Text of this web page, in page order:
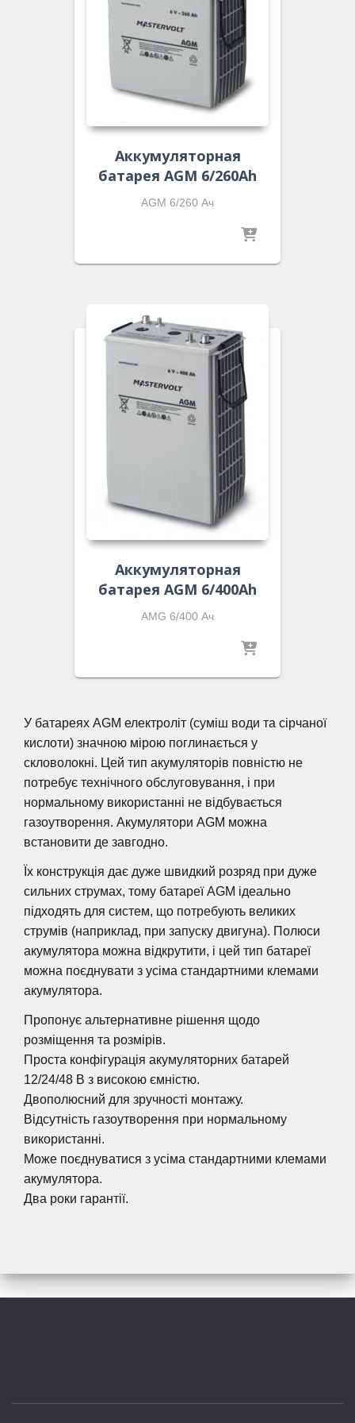
Аккумуляторная
батарея AGM 6/260Ah
AGM 6/260 Ач
Аккумуляторная
батарея AGM 6/400Ah
AMG 6/400 Ач
У батареях AGM електроліт (суміш води та сірчаної
кислоти) значною мірою поглинається у
скловолокні. Цей тип акумуляторів повністю не
потребує технічного обслуговування, і при
нормальному використанні не відбувається
газоутворення. Акумулятори AGM можна
встановити де завгодно.
Їх конструкція дає дуже швидкий розряд при дуже
сильних струмах, тому батареї AGM ідеально
підходять для систем, що потребують великих
струмів (наприклад, при запуску двигуна). Полюси
акумулятора можна відкрутити, і цей тип батареї
можна поєднувати з усіма стандартними клемами
акумулятора.
Пропонує альтернативне рішення щодо
розміщення та розмірів.
Проста конфігурація акумуляторних батарей
12/24/48 В з високою ємністю.
Двополюсний для зручності монтажу.
Відсутність газоутворення при нормальному
використанні.
Може поєднуватися з усіма стандартними клемами
акумулятора.
Два роки гарантії.